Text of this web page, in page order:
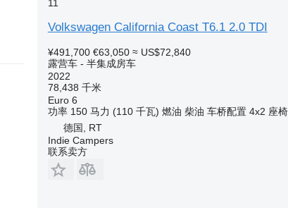
11
Volkswagen California Coast T6.1 2.0 TDI
¥491,700 €63,050 ≈ US$72,840
露营车 - 半集成房车
2022
78,438 千米
Euro 6
功率 150 马力 (110 千瓦) 燃油 柴油 车桥配置 4x2 座
德国, RT
Indie Campers
联系卖方